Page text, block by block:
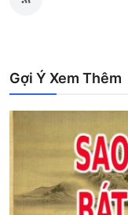
Gợi Ý Xem Thêm